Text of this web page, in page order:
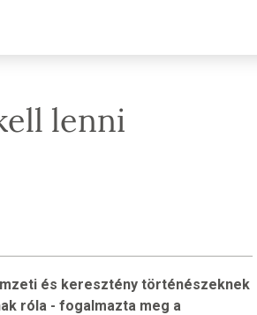
lenni
és keresztény történészeknek
róla - fogalmazta meg a